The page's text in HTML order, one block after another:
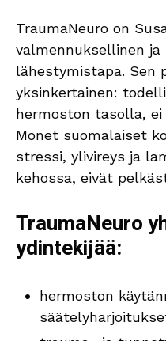
TraumaNeuro on
valmennuksellinen ja
lähestymistapa. Sen
yksinkertainen:
hermoston tasolla,
Monet suomalaiset
stressi, ylivireys ja
kehossa, eivät
TraumaNeuro
ydintekijää:
hermoston